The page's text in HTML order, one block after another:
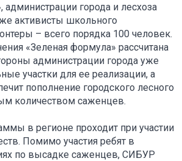
администрации города и лесхоза
активисты школьного
– всего порядка 100 человек.
«Зеленая формула» рассчитана
администрации города уже
участки для ее реализации, а
пополнение городского лесного
количеством саженцев.
в регионе проходит при участии
Помимо участия ребят в
по высадке саженцев, СИБУР